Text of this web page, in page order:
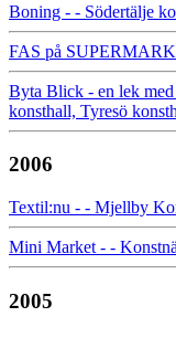
Boning - - Södertälje
FAS på
Byta Blick - en lek
konsthall, Tyresö
2006
Textil:nu - - Mjellby
Mini Market - -
2005